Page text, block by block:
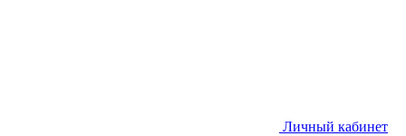
Личный кабинет